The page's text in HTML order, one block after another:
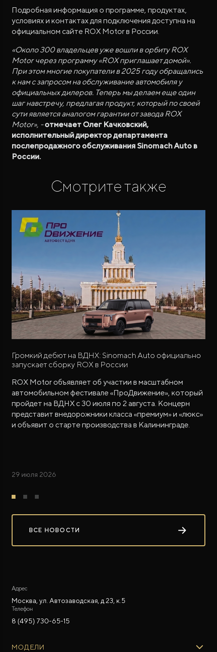
Подробная информация о программе, продуктах,
условиях и контактах для подключения доступна на
официальном сайте ROX Motor в России.
«Около 300 владельцев уже вошли в орбиту ROX
Motor через программу «ROX приглашает домой».
При этом многие покупатели в 2025 году обращались
к нам с запросом на обслуживание автомобиля у
официальных дилеров. Теперь мы делаем еще один
шаг навстречу, предлагая продукт, который по своей
сути является аналогом гарантии от завода ROX
Motor», - отмечает Олег Качковский,
исполнительный директор департамента
послепродажного обслуживания Sinomach Auto в
России.
Смотрите также
Громкий дебют на ВДНХ: Sinomach Auto официально
запускает сборку ROX в России
ROX Motor объявляет об участии в масштабном
автомобильном фестивале «ПроДвижение», который
пройдет на ВДНХ с 30 июля по 2 августа. Концерн
представит внедорожники класса «премиум» и «люкс»
и объявит о старте производства в Калининграде.
29 июля 2026
ВСЕ НОВОСТИ
Адрес
Москва, ул. Автозаводская, д.23, к.5
Телефон
8 (495) 730-65-15
МОДЕЛИ